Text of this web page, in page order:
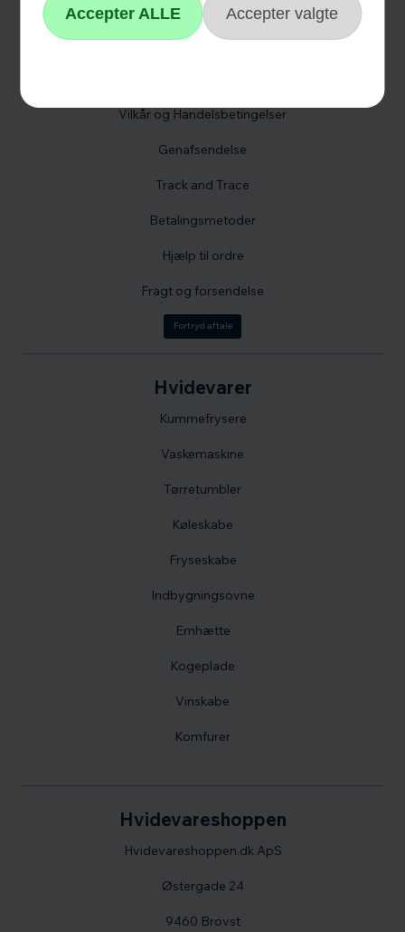
Hvidevareshoppen
Hvidevareshoppen.dk ApS
Østergade 24
9460 Brovst
Hvidevarer
Kummefrysere
Vaskemaskine
Tørretumbler
Køleskabe
Fryseskabe
Indbygningsovne
Emhætte
Kogeplade
Vinskabe
Komfurer
Hvidevare reklamation
Fortrydelsesformular
Vilkår og Handelsbetingelser
Genafsendelse
Track and Trace
Betalingsmetoder
Hjælp til ordre
Fragt og forsendelse
Fortryd aftale